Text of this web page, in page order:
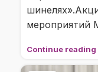
мероприятий
Continue reading